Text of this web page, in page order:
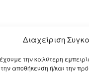
Διαχείριση
την καλύτερη
αποθήκευση ή/και την